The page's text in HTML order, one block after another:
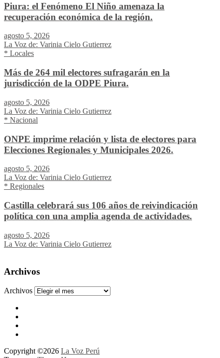
Piura: el Fenómeno El Niño amenaza la
recuperación económica de la región.
agosto 5, 2026
La Voz de: Varinia Cielo Gutierrez
* Locales
Más de 264 mil electores sufragarán en la
jurisdicción de la ODPE Piura.
agosto 5, 2026
La Voz de: Varinia Cielo Gutierrez
* Nacional
ONPE imprime relación y lista de electores para
Elecciones Regionales y Municipales 2026.
agosto 5, 2026
La Voz de: Varinia Cielo Gutierrez
* Regionales
Castilla celebrará sus 106 años de reivindicación
política con una amplia agenda de actividades.
agosto 5, 2026
La Voz de: Varinia Cielo Gutierrez
Archivos
Archivos
Copyright ©2026 La Voz Perú